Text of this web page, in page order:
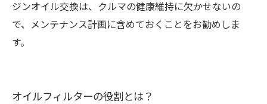
ジンオイル交換は、クルマの健康維持に欠かせないの
で、メンテナンス計画に含めておくことをお勧めしま
す。
オイルフィルターの役割とは？